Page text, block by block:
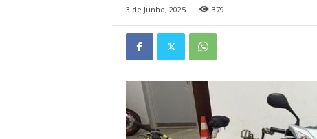
3 de Junho, 2025 379